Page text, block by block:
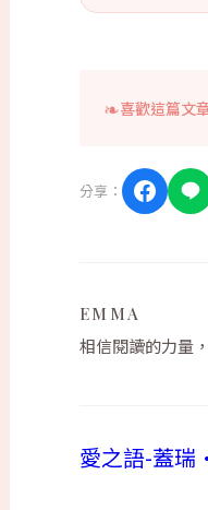
喜歡這篇文
分享：
EMMA
相信閱讀的力量
愛之語-蓋瑞